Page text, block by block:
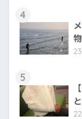
4
5